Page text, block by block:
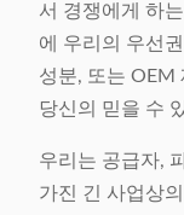
서 경쟁에게 하
에 우리의 우선
성분, 또는 OEM
당신의 믿을 수
우리는 공급자,
가진 긴 사업상